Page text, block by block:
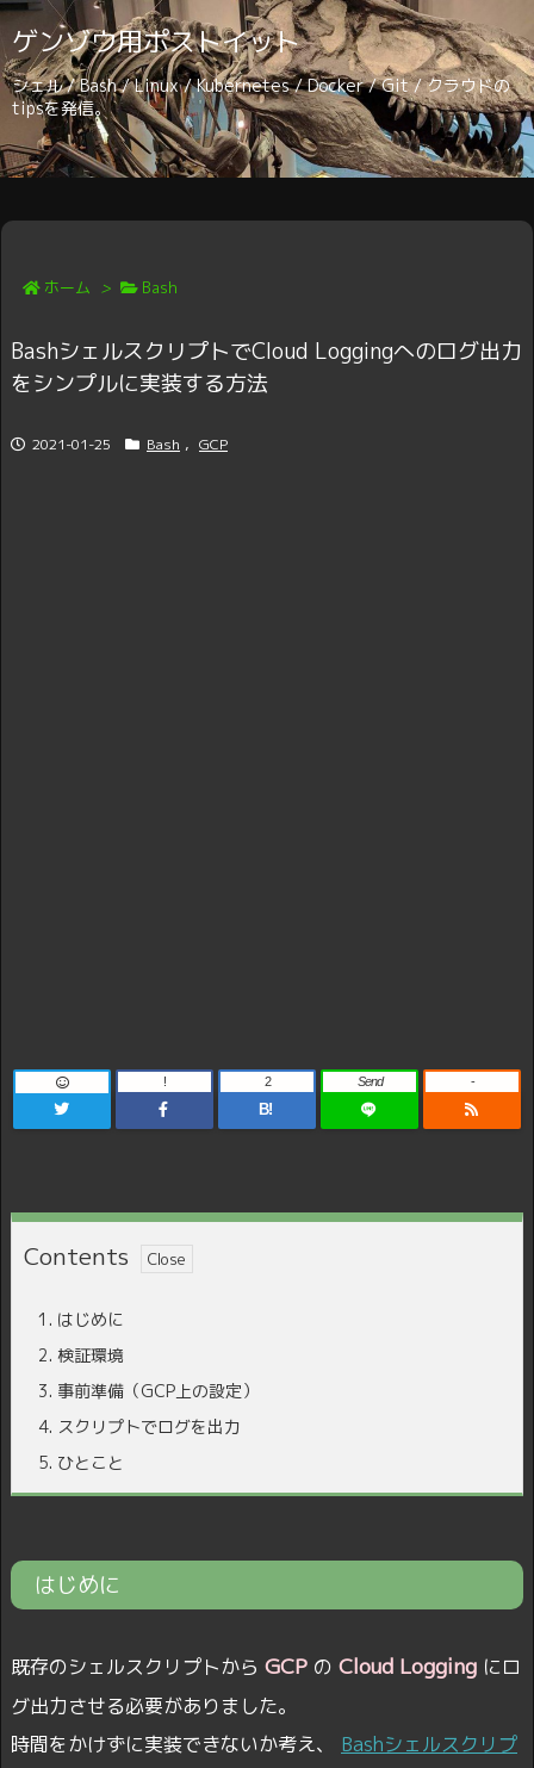
ゲンゾウ用ポストイット
シェル / Bash / Linux / Kubernetes / Docker / Git / クラウドの
tipsを発信。
ホーム > Bash
BashシェルスクリプトでCloud Loggingへのログ出力
をシンプルに実装する方法
2021-01-25 Bash , GCP
!
B!
2 Send -
Contents
1. はじめに
2. 検証環境
3. 事前準備（GCP上の設定）
4. スクリプトでログを出力
5. ひとこと
はじめに
既存のシェルスクリプトから GCP の Cloud Logging にロ
グ出力させる必要がありました。
時間をかけずに実装できないか考え、 Bashシェルスクリプ